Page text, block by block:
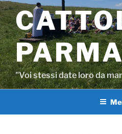
"Voi stessi date loro da